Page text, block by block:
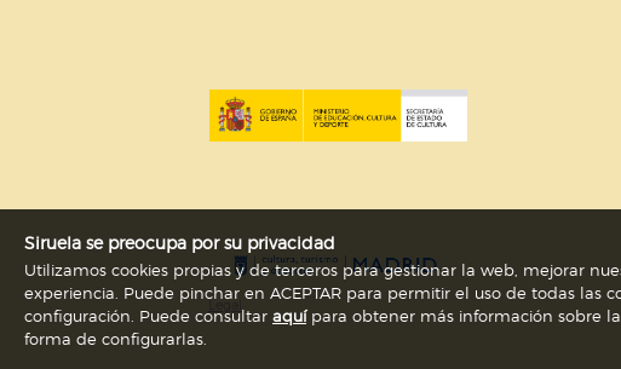
Siruela se preocupa por su privacidad
Utilizamos cookies propias y de terceros para gestionar la web, mejorar
experiencia. Puede pinchar en ACEPTAR para permitir el uso de todas las
configuración. Puede consultar aquípara obtener más información sobre
forma de configurarlas.